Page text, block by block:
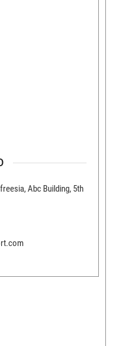
Abc Building, 5th